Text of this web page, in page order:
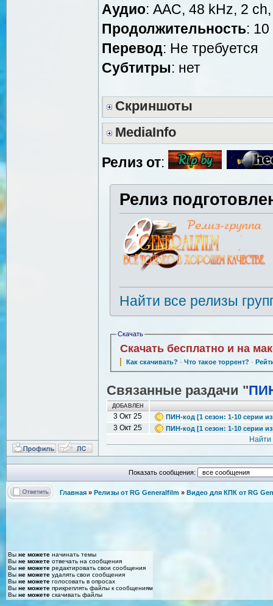
Аудио: AAC, 48 kHz, 2
Продолжительность:
Перевод: Не требуется
Cубтитры: нет
Скриншоты
MediaInfo
Релиз от:
Релиз
Найти все релизы
Скачать
Скачать бесплатно и на
Как скачивать? · Что такое торрент? ·
Связанные раздачи "
ДОБАВЛЕН
3 Окт 25 ПИН-код [1 сезон: 1-10 серии
3 Окт 25 ПИН-код [1 сезон: 1-10 серии
Найти
Показать сообщения:
Главная » Релизы от RG Generalfilm » Видео для КПК от RG
Вы не можете начинать темы
Вы не можете отвечать на сообщения
Вы не можете редактировать свои сообщения
Вы не можете удалять свои сообщения
Вы не можете голосовать в опросах
Вы не можете прикреплять файлы к сообщениям
Вы не можете скачивать файлы